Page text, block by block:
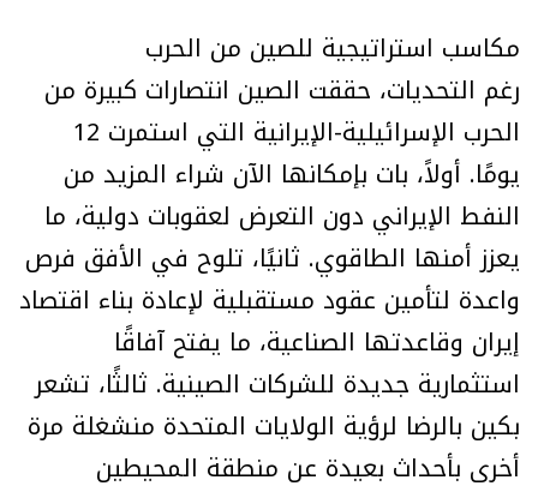
مكاسب استراتيجية للصين من الحرب
رغم التحديات، حققت الصين انتصارات كبيرة من
الحرب الإسرائيلية-الإيرانية التي استمرت 12
يومًا. أولاً، بات بإمكانها الآن شراء المزيد من
النفط الإيراني دون التعرض لعقوبات دولية، ما
يعزز أمنها الطاقوي. ثانيًا، تلوح في الأفق فرص
واعدة لتأمين عقود مستقبلية لإعادة بناء اقتصاد
إيران وقاعدتها الصناعية، ما يفتح آفاقًا
استثمارية جديدة للشركات الصينية. ثالثًا، تشعر
بكين بالرضا لرؤية الولايات المتحدة منشغلة مرة
أخرى بأحداث بعيدة عن منطقة المحيطين